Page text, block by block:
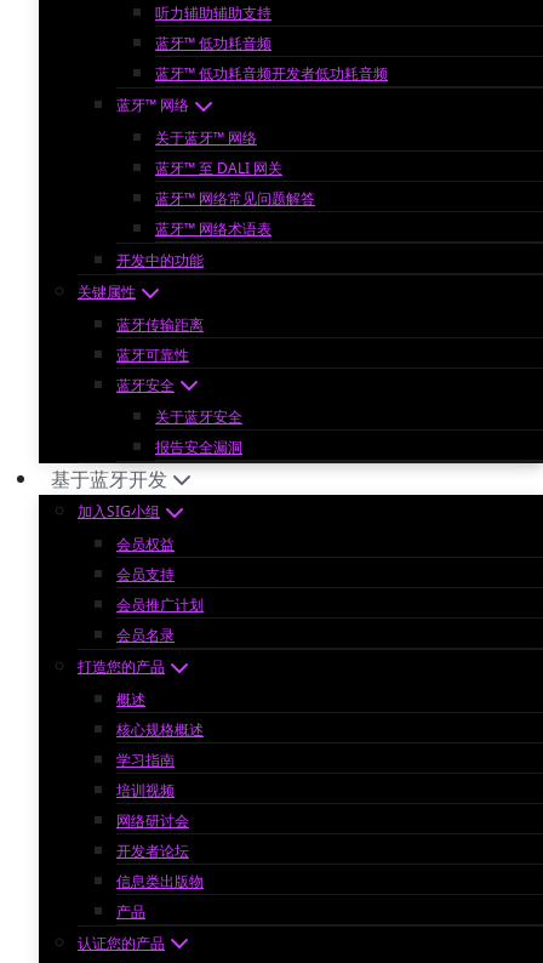
听力辅助辅助支持
蓝牙™ 低功耗音频
蓝牙™ 低功耗音频开发者低功耗音频
蓝牙™ 网络
关于蓝牙™ 网络
蓝牙™ 至 DALI 网关
蓝牙™ 网络常见问题解答
蓝牙™ 网络术语表
开发中的功能
关键属性
蓝牙传输距离
蓝牙可靠性
蓝牙安全
关于蓝牙安全
报告安全漏洞
基于蓝牙开发
加入SIG小组
会员权益
会员支持
会员推广计划
会员名录
打造您的产品
概述
核心规格概述
学习指南
培训视频
网络研讨会
开发者论坛
信息类出版物
产品
认证您的产品